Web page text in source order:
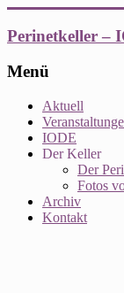
Inhalt
springen
Perinetkeller –
Menü
Aktuell
IODE
Der Keller
Der
Fotos
Archiv
Kontakt